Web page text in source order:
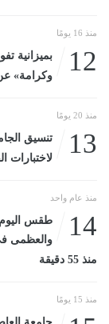
منذ 16 يومًا
12
وكرامة» عن شهر...
منذ 20 يومًا
13
لاختبارات
منذ عام واحد
14
طقس اليوم
منذ 55 دقيقة
منذ 15 يومًا
جامعة